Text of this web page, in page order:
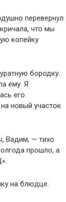
перевернул
что мы
копейку
бородку.
ему. Я
его
новый участок
Вадим, — тихо
прошло, а
на блюдце.